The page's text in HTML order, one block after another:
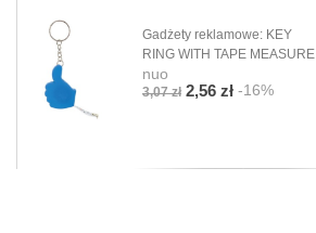
Gadżety reklamowe: KEY
RING WITH TAPE MEASURE
nuo
3,07 zł 2,56 zł -16%